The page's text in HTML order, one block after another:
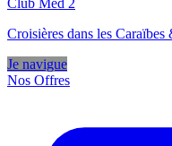
Club Med 2
Croisières dans les
Je navigue
Nos Offres